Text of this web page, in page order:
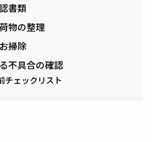
書類
物の整理
掃除
不具合の確認
チェックリスト